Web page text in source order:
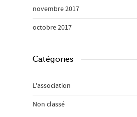
novembre 2017
octobre 2017
Catégories
L'association
Non classé